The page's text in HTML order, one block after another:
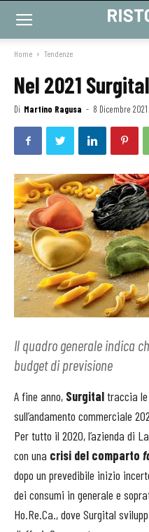
Home Tendenze
Nel 2021
Di Martino Ragusa - 8 Dicembre 2021
Il quadro generale indica
budget di previsione
A fine anno, Surgitaltraccia
sull’andamento commerciale
Per tutto il 2020, l’azienda di
con una crisi del comparto
dopo un prevedibile inizio
dei consumi in generale e
Ho.Re.Ca., dove Surgital